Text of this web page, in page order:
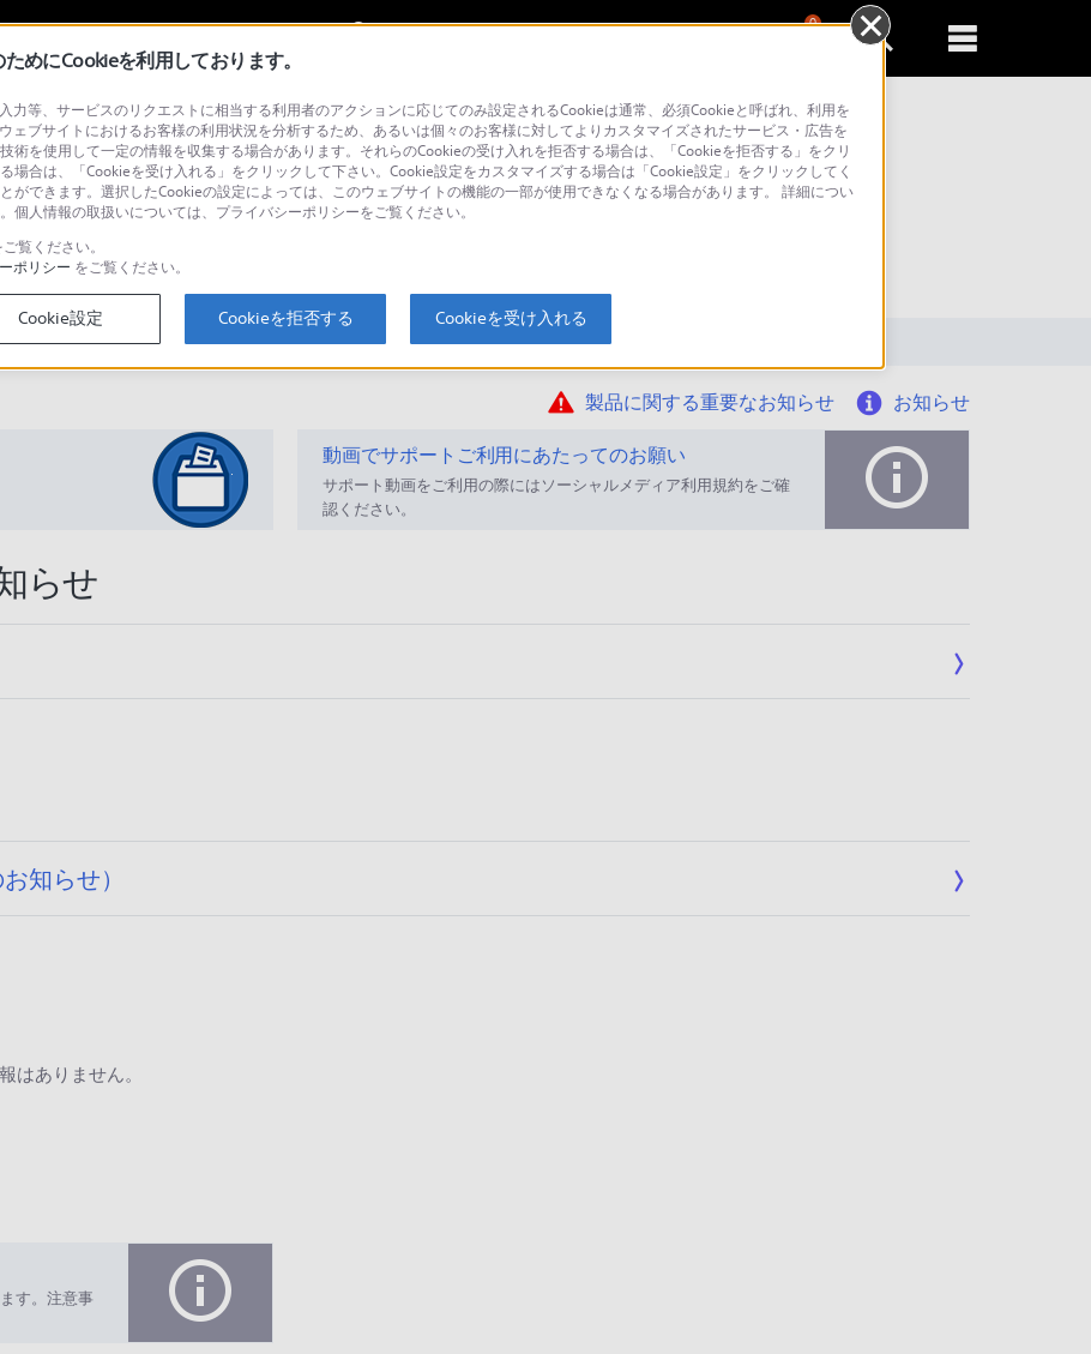
0
Q&A
製品に関する重要なお知らせ お知らせ
動画でサポートご利用にあたってのお願い
サポート動画をご利用の際にはソーシャルメディア利用規約をご確
認ください。
らせ
知らせ）
はありません。
す。注意事
めにCookieを利用しております。
力等、サービスのリクエストに相当する利用者のアクションに応じてのみ設定されるCookieは通常、必須Cookieと呼ばれ、利用を
ェブサイトにおけるお客様の利用状況を分析するため、あるいは個々のお客様に対してよりカスタマイズされたサービス・広告を
術を使用して一定の情報を収集する場合があります。それらのCookieの受け入れを拒否する場合は、「Cookieを拒否する」をクリ
場合は、「Cookieを受け入れる」をクリックして下さい。Cookie設定をカスタマイズする場合は「Cookie設定」をクリックしてく
ができます。選択したCookieの設定によっては、このウェブサイトの機能の一部が使用できなくなる場合があります。 詳細につい
個人情報の取扱いについては、プライバシーポリシーをご覧ください。
ご覧ください。
ポリシー をご覧ください。
Cookie設定 Cookieを拒否する Cookieを受け入れる